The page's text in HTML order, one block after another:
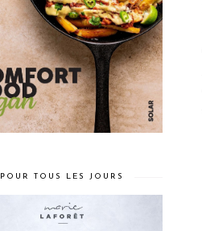
POUR TOUS LES JOURS